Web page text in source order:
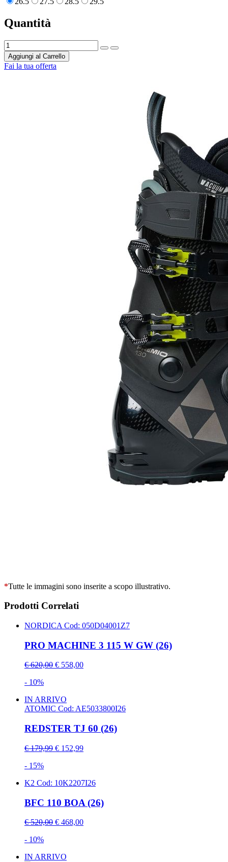
Quantità
Aggiungi al Carrello
Fai la tua offerta
*Tutte le immagini sono inserite a scopo illustrativo.
Prodotti Correlati
NORDICA Cod: 050D04001Z7
PRO MACHINE 3 115 W GW (26)
€ 620,00 € 558,00
- 10%
IN ARRIVO
ATOMIC Cod: AE5033800I26
REDSTER TJ 60 (26)
€ 179,99 € 152,99
- 15%
K2 Cod: 10K2207I26
BFC 110 BOA (26)
€ 520,00 € 468,00
- 10%
IN ARRIVO